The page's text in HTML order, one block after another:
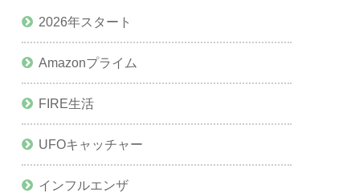
2026年スタート
Amazonプライム
FIRE生活
UFOキャッチャー
インフルエンザ